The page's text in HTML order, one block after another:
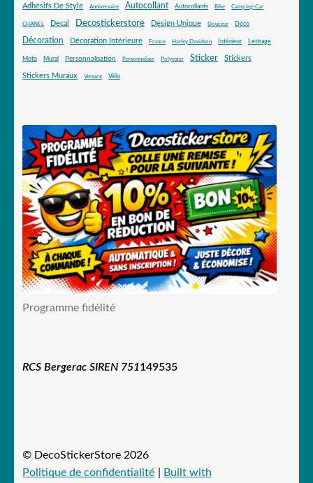
Adhésifs De Style Anniversaire Autocollant Autocollants Bike Camping-Car
CHANEL Decal Decostickerstore Design Unique Douceur Déco
Décoration Décoration Intérieure France Harley Davidson Intérieur Lettrage
Moto Mural Personnalisation Personnaliser Polyester Sticker Stickers
Stickers Muraux Versace Vélo
Programme fidélité
RCS Bergerac SIREN 751149535
© DecoStickerStore 2026
Politique de confidentialité
Built with